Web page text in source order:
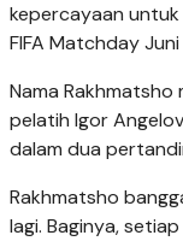
kepercayaan
FIFA Matchday
Nama Rakhmatsho
pelatih Igor
dalam dua
Rakhmatsho
lagi. Baginya,